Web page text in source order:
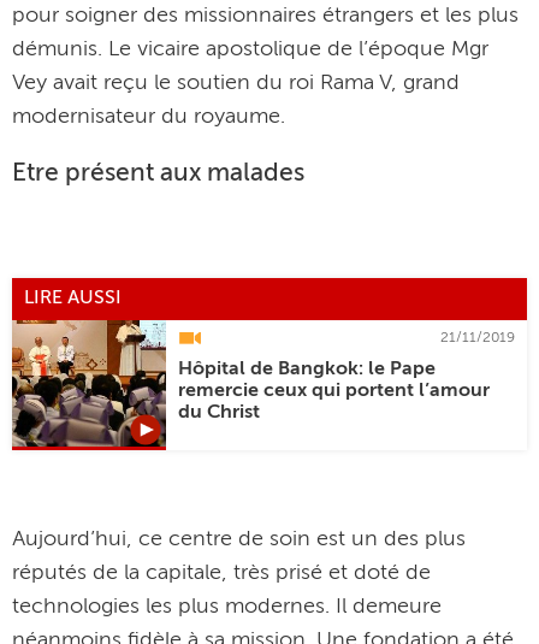
pour soigner des missionnaires étrangers et les plus
démunis. Le vicaire apostolique de l’époque Mgr
Vey avait reçu le soutien du roi Rama V, grand
modernisateur du royaume.
Etre présent aux malades
LIRE AUSSI
21/11/2019
Hôpital de Bangkok: le Pape
remercie ceux qui portent l’amour
du Christ
Aujourd’hui, ce centre de soin est un des plus
réputés de la capitale, très prisé et doté de
technologies les plus modernes. Il demeure